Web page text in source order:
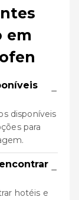
em
−
disponíveis
para
−
hotéis e